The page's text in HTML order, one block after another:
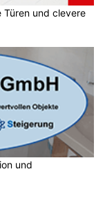
Türen und clevere
und